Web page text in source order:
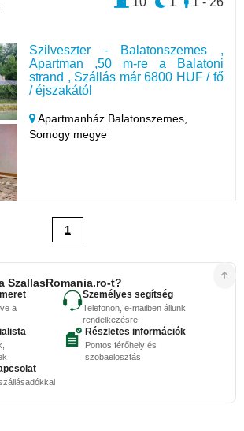
Szilveszter - Balatonszemes ,
Apartman ,50 m-re a Balatoni
strand , Szállás már 6800 HUF / fő
/ éjszakától
Apartmanház Balatonszemes,
Somogy megye
1
SzallasRomania.ro-t?
a
Személyes segítség
Telefonon, e-mailben állunk
rendelkezésre
Részletes információk
Pontos férőhely és
szobaelosztás